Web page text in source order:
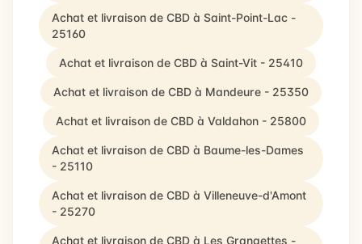
Achat et livraison de CBD à Saint-Point-Lac -
25160
Achat et livraison de CBD à Saint-Vit - 25410
Achat et livraison de CBD à Mandeure - 25350
Achat et livraison de CBD à Valdahon - 25800
Achat et livraison de CBD à Baume-les-Dames
- 25110
Achat et livraison de CBD à Villeneuve-d'Amont
- 25270
Achat et livraison de CBD à Les Grangettes -